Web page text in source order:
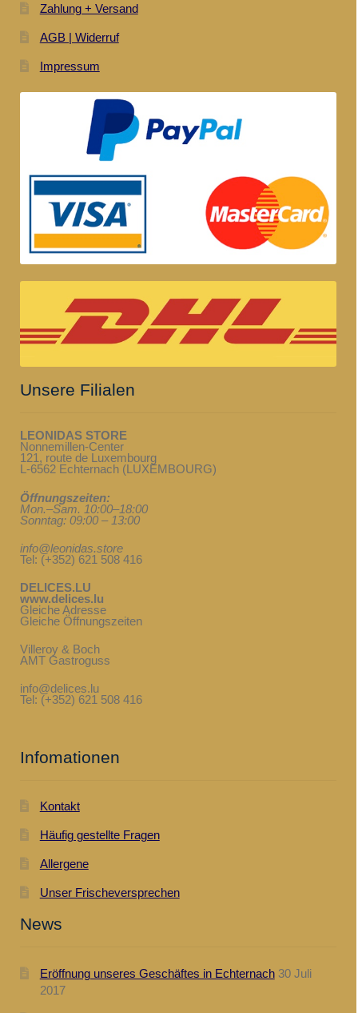
Zahlung + Versand
AGB | Widerruf
Impressum
Unsere Filialen
LEONIDAS STORE
Nonnemillen-Center
121, route de Luxembourg
L-6562 Echternach (LUXEMBOURG)
Öffnungszeiten:
Mon.–Sam. 10:00–18:00
Sonntag: 09:00 – 13:00
info@leonidas.store
Tel: (+352) 621 508 416
DELICES.LU
www.delices.lu
Gleiche Adresse
Gleiche Öffnungszeiten
Villeroy & Boch
AMT Gastroguss
info@delices.lu
Tel: (+352) 621 508 416
Infomationen
Kontakt
Häufig gestellte Fragen
Allergene
Unser Frischeversprechen
News
Eröffnung unseres Geschäftes in Echternach 30 Juli
2017